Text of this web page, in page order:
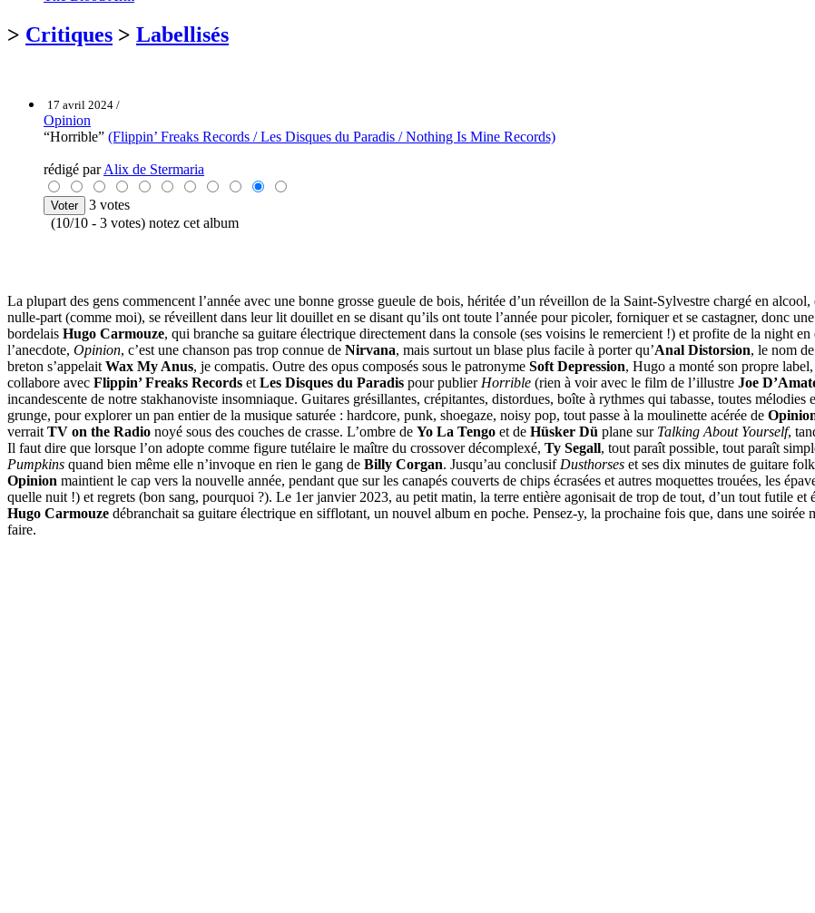
> Critiques > Labellisés
17 avril 2024 /
Opinion
“Horrible” (Flippin’ Freaks Records / Les Disques du Paradis / Nothing Is Mine Records)
rédigé parAlix de Stermaria
3 votes
(10/10 - 3 votes) notez cet album
La plupart des gens commencent l’année avec une bonne grosse gueule de bois, héritée d’un réveillon de la Saint-Sylvestre chargé en
nulle-part (comme moi), se réveillent dans leur lit douillet en se disant qu’ils ont toute l’année pour picoler, forniquer et se castagner, donc
bordelais Hugo Carmouze, qui branche sa guitare électrique directement dans la console (ses voisins le remercient !) et profite de la night
l’anecdote, Opinion, c’est une chanson pas trop connue de Nirvana, mais surtout un blase plus facile à porter qu’Anal Distorsion, le nom
breton s’appelait Wax My Anus, je compatis. Outre des opus composés sous le patronyme Soft Depression, Hugo a monté son propre label,
collabore avec Flippin’ Freaks Records et Les Disques du Paradis pour publier Horrible (rien à voir avec le film de l’illustre Joe
incandescente de notre stakhanoviste insomniaque. Guitares grésillantes, crépitantes, distordues, boîte à rythmes qui tabasse, toutes mélodies
grunge, pour explorer un pan entier de la musique saturée : hardcore, punk, shoegaze, noisy pop, tout passe à la moulinette acérée de
verrait TV on the Radio noyé sous des couches de crasse. L’ombre de Yo La Tengo et de Hüsker Dü plane sur Talking About Yourself,
Il faut dire que lorsque l’on adopte comme figure tutélaire le maître du crossover décomplexé, Ty Segall, tout paraît possible, tout paraît
Pumpkins quand bien même elle n’invoque en rien le gang de Billy Corgan. Jusqu’au conclusif Dusthorses et ses dix minutes de guitare
Opinion maintient le cap vers la nouvelle année, pendant que sur les canapés couverts de chips écrasées et autres moquettes trouées, les
quelle nuit !) et regrets (bon sang, pourquoi ?). Le 1er janvier 2023, au petit matin, la terre entière agonisait de trop de tout, d’un tout futile et
Hugo Carmouze débranchait sa guitare électrique en sifflotant, un nouvel album en poche. Pensez-y, la prochaine fois que, dans une
faire.